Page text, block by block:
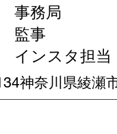
事務局
監事
インスタ
神奈川県綾瀬